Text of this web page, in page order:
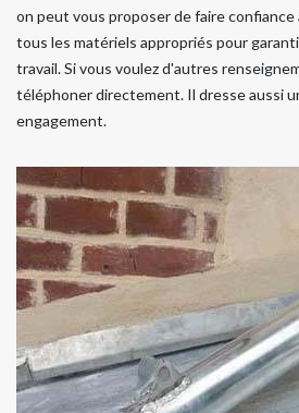
on peut vous proposer de faire
tous les matériels appropriés pour
travail. Si vous voulez d'autres
téléphoner directement. Il dresse aussi
engagement.